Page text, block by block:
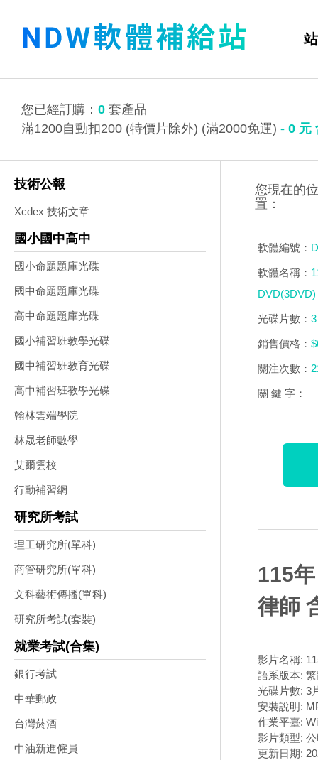
您已經訂購： 0 套產品
滿1200自動扣200 (特價片除外) (滿2000免運) - 0 元
技術公報
Xcdex 技術文章
國小國中高中
國小命題題庫光碟
國中命題題庫光碟
高中命題題庫光碟
國小補習班教學光碟
國中補習班教育光碟
高中補習班教學光碟
翰林雲端學院
林晟老師數學
艾爾雲校
行動補習網
研究所考試
理工研究所(單科)
商管研究所(單科)
文科藝術傳播(單科)
研究所考試(套裝)
就業考試(合集)
銀行考試
中華郵政
台灣菸酒
中油新進僱員
軟體編號：
軟體名稱：
DVD(3DVD)
光碟片數： 3
銷售價格：
關注次數：
關 鍵 字：
115
律師
影片名稱:
語系版本:
光碟片數: 3
安裝說明:
作業平臺:
影片類型:
更新日期: